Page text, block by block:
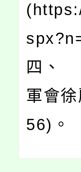
四、
軍會
56)。